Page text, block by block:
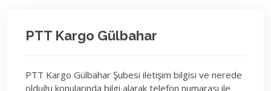
PTT Kargo Gülbahar
PTT Kargo Gülbahar Şubesi iletişim bilgisi ve nerede
olduğu konularında bilgi alarak telefon numarası ile